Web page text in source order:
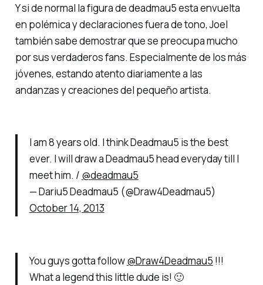
Y si de normal la figura de deadmau5 esta envuelta
en polémica y declaraciones fuera de tono, Joel
también sabe demostrar que se preocupa mucho
por sus verdaderos fans. Especialmente de los más
jóvenes, estando atento diariamente a las
andanzas y creaciones del pequeño artista.
I am 8 years old. I think Deadmau5 is the best
ever. I will draw a Deadmau5 head everyday till I
meet him. / @deadmau5
— Dariu5 Deadmau5 (@Draw4Deadmau5)
October 14, 2013
You guys gotta follow@Draw4Deadmau5 !!!
What a legend this little dude is! 🙂